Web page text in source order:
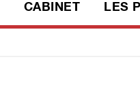
CABINET LES